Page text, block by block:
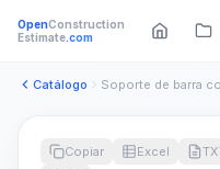
OpenConstruction
Estimate.com
Catálogo Soporte de barra
Copiar Excel